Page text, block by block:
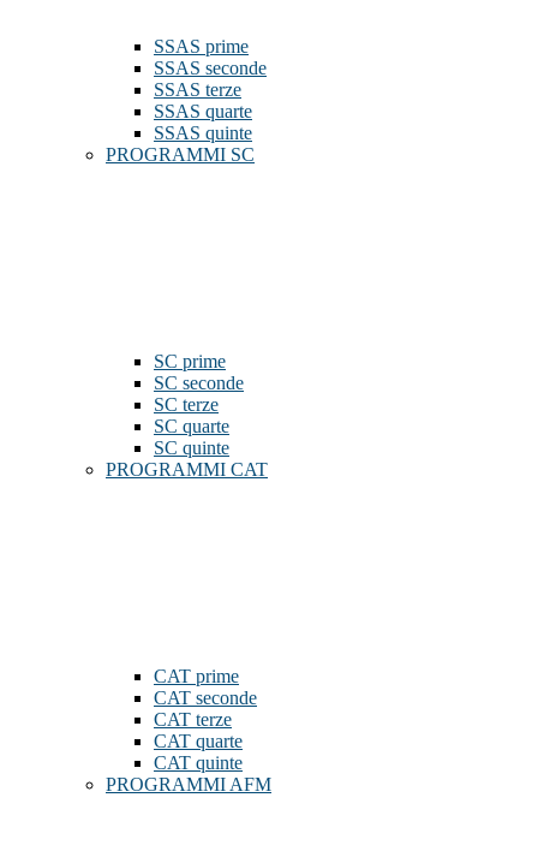
SSAS prime
SSAS seconde
SSAS terze
SSAS quarte
SSAS quinte
PROGRAMMI SC
SC prime
SC seconde
SC terze
SC quarte
SC quinte
PROGRAMMI CAT
CAT prime
CAT seconde
CAT terze
CAT quarte
CAT quinte
PROGRAMMI AFM